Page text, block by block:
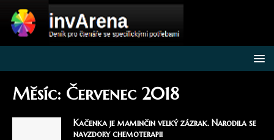
Měsíc: Červenec 2018
Kačenka je maminčin velký zázrak. Narodila se
navzdory chemoterapii